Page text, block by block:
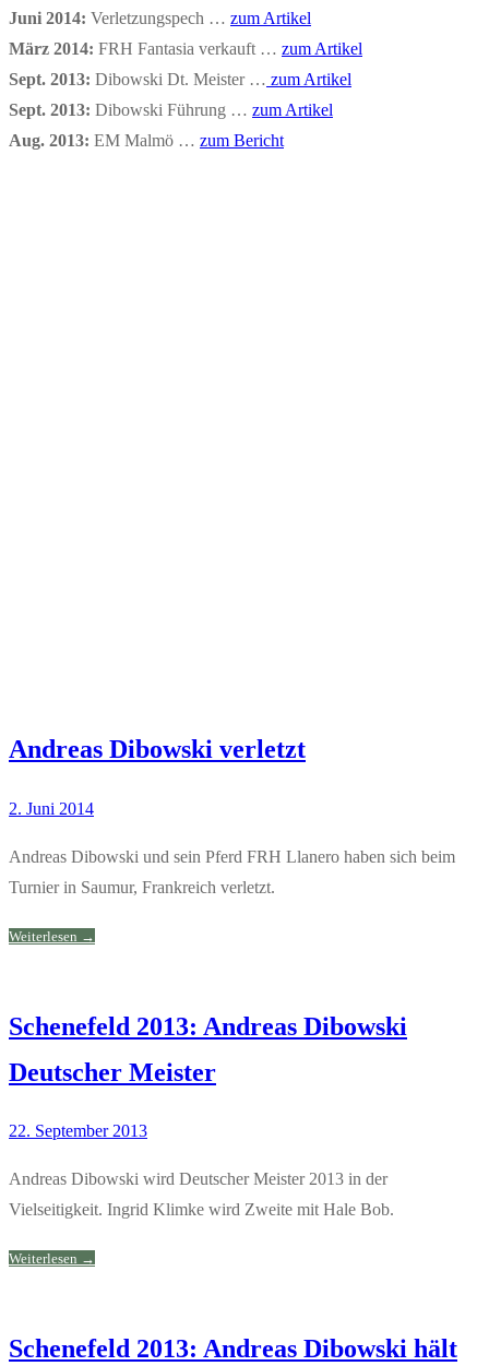
Juni 2014: Verletzungspech … zum Artikel
März 2014: FRH Fantasia verkauft … zum Artikel
Sept. 2013: Dibowski Dt. Meister … zum Artikel
Sept. 2013: Dibowski Führung … zum Artikel
Aug. 2013: EM Malmö … zum Bericht
Andreas Dibowski verletzt
2. Juni 2014
Andreas Dibowski und sein Pferd FRH Llanero haben sich beim
Turnier in Saumur, Frankreich verletzt.
Weiterlesen →
Schenefeld 2013: Andreas Dibowski
Deutscher Meister
22. September 2013
Andreas Dibowski wird Deutscher Meister 2013 in der
Vielseitigkeit. Ingrid Klimke wird Zweite mit Hale Bob.
Weiterlesen →
Schenefeld 2013: Andreas Dibowski hält